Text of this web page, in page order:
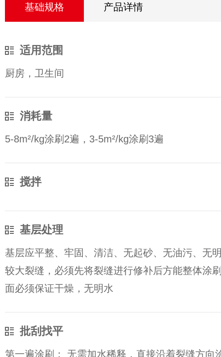
基础规格 产品详情
适用范围
厨房，卫生间
消耗量
5-8m²/kg涂刷2遍，3-5m²/kg涂刷3遍
搅拌
基层处理
基层应平整、牢固、清洁、无起砂、无油污、无
较大裂缝，必须先将裂缝进行修补后方能整体涂
面必须保证干燥，无明水
批刮找平
第一遍涂刷： 无需加水稀释，直接沿着裂缝方向